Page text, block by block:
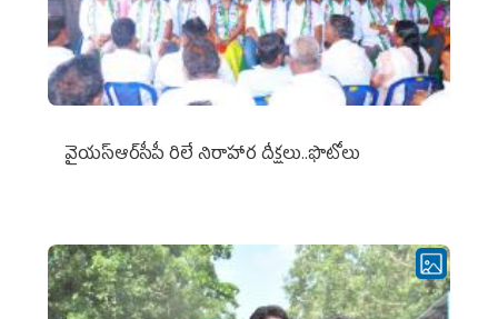
వైయ‌స్ఆర్‌సీపీ రిలే నిరాహార దీక్షలు..ఫొటోలు